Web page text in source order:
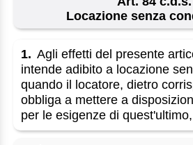
Locazione senza
1. Agli effetti del presente
intende adibito a locazione
quando il locatore, dietro
obbliga a mettere a
per le esigenze di